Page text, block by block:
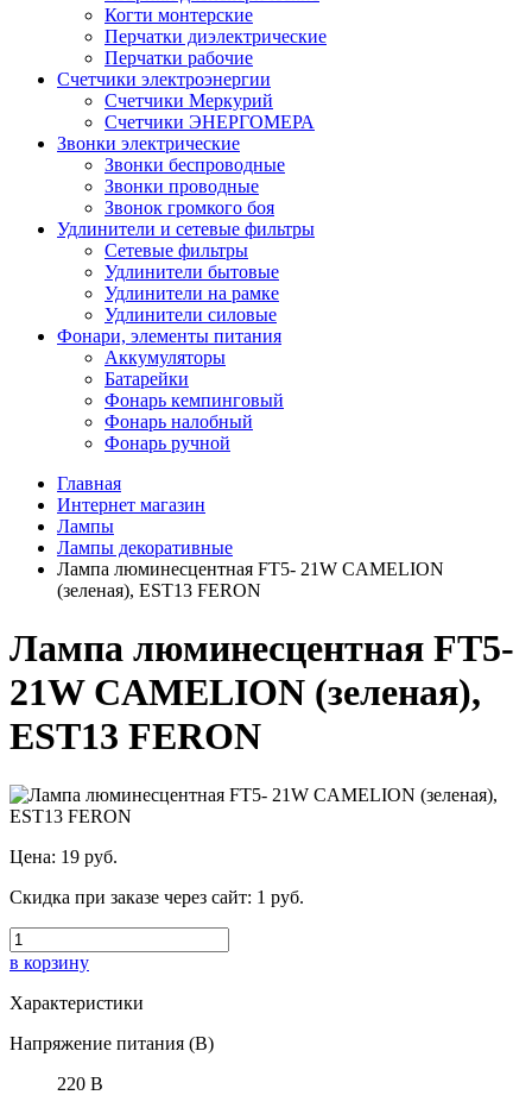
Когти монтерские
Перчатки диэлектрические
Перчатки рабочие
Счетчики электроэнергии
Счетчики Меркурий
Счетчики ЭНЕРГОМЕРА
Звонки электрические
Звонки беспроводные
Звонки проводные
Звонок громкого боя
Удлинители и сетевые фильтры
Сетевые фильтры
Удлинители бытовые
Удлинители на рамке
Удлинители силовые
Фонари, элементы питания
Аккумуляторы
Батарейки
Фонарь кемпинговый
Фонарь налобный
Фонарь ручной
Главная
Интернет магазин
Лампы
Лампы декоративные
Лампа люминесцентная FT5- 21W CAMELION
(зеленая), EST13 FERON
Лампа люминесцентная FT5-
21W CAMELION (зеленая),
EST13 FERON
Цена: 19 руб.
Скидка при заказе через сайт: 1 руб.
в корзину
Характеристики
Напряжение питания (В)
220 В